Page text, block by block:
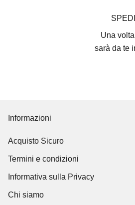
Una
sarà da te
Informazioni
Acquisto Sicuro
Termini e condizioni
Informativa sulla Privacy
Chi siamo